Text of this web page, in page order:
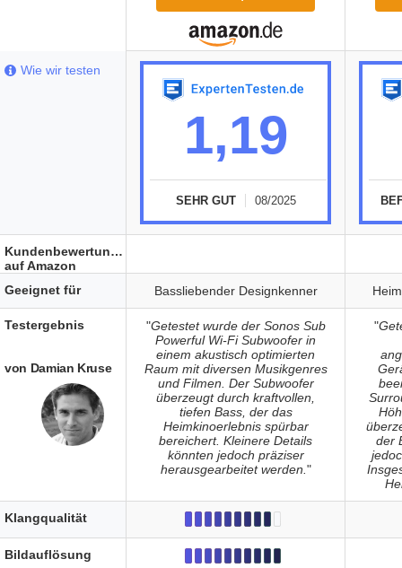
1,19
SEHR GUT 08/2025
Bassliebender Designkenner
"Getestet wurde der Sonos Sub
Powerful Wi-Fi Subwoofer in
einem akustisch optimierten
Raum mit diversen Musikgenres
und Filmen. Der Subwoofer
überzeugt durch kraftvollen,
tiefen Bass, der das
Heimkinoerlebnis spürbar
bereichert. Kleinere Details
könnten jedoch präziser
herausgearbeitet werden. "
"
der
Wie wir testen
Kundenbewertungen
auf Amazon
Geeignet für
Testergebnis
von Damian Kruse
Klangqualität
Bildauflösung